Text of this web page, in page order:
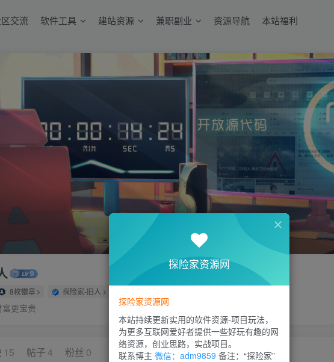
交流 软件工具 建站资源 兼职副业 资源导航 本站福利
8枚徽章 探险家-旧人
更宝贵
15 帖子 4 粉丝 0
探险家资源网
探险家资源网
本站持续更新实用的软件资源-项目玩法，
为更多互联网爱好者提供一些好玩有趣的网
络资源，创业思路，实战项目。
联系博主 微信：adm9859 备注：“探险家”